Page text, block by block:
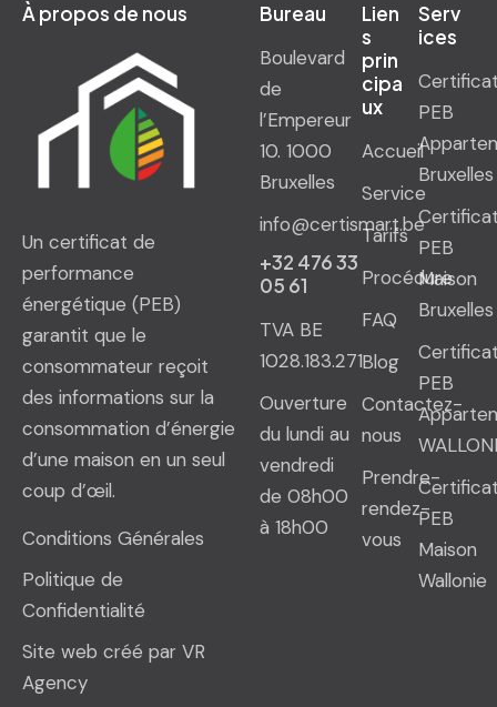
À propos de nous
Un certificat de
performance
énergétique (PEB)
garantit que le
consommateur reçoit
des informations sur la
consommation d’énergie
d’une maison en un seul
coup d’œil.
Conditions Générales
Politique de
Confidentialité
Site web créé par VR
Agency
Bureau
Boulevard
de
l’Empereur
10. 1000
Bruxelles
info@certismart.be
+32 476 33
05 61
TVA BE
1028.183.271
Ouverture
du lundi au
vendredi
de 08h00
à 18h00
Lien
s
prin
cipa
ux
Accueil
Service
Tarifs
Procédure
FAQ
Blog
Contactez-
nous
Prendre-
rendez-
vous
Serv
ices
PEB
Bruxelles
PEB
Maison
Bruxelles
PEB
PEB
Maison
Wallonie